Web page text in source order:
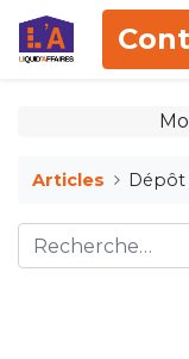
Articles Dépôt